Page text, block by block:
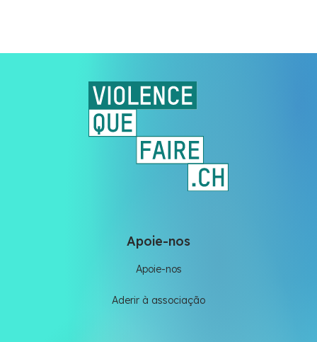
Apoie-nos
Apoie-nos
Aderir à associação